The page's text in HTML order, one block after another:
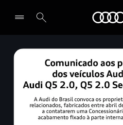
Selecionar o revendedor